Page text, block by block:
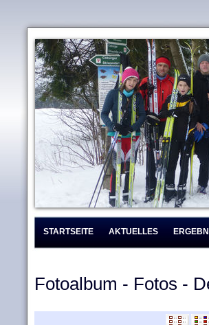
STARTSEITE AKTUELLES
Fotoalbum - Fotos -